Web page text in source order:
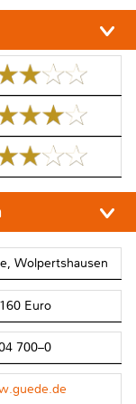
Wolpertshausen
Euro
700–0